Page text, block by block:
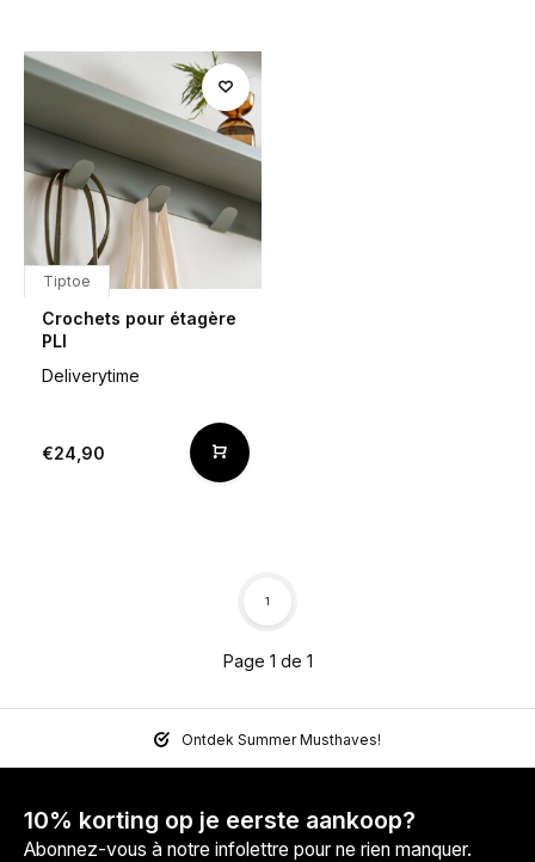
Tiptoe
Crochets pour étagère
PLI
Deliverytime
€24,90
Page 1 de 1
1
Ontdek Summer Musthaves!
10% korting op je eerste aankoop?
Abonnez-vous à notre infolettre pour ne rien manquer.